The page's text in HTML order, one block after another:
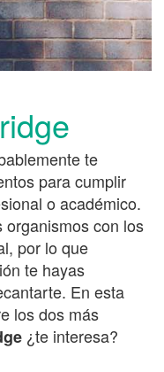
te
para cumplir
o académico.
con los
por lo que
te hayas
En esta
los dos más
¿te interesa?